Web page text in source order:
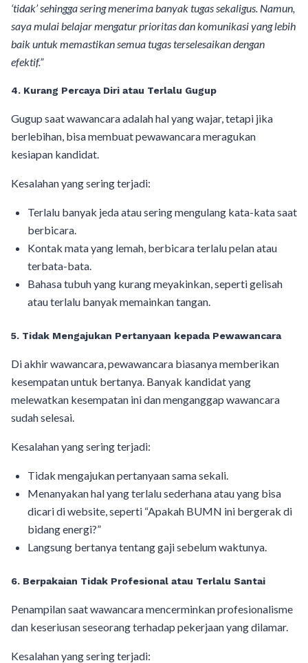
‘tidak’ sehingga sering menerima banyak tugas sekaligus. Namun,
saya mulai belajar mengatur prioritas dan komunikasi yang lebih
baik untuk memastikan semua tugas terselesaikan dengan
efektif.”
4. Kurang Percaya Diri atau Terlalu Gugup
Gugup saat wawancara adalah hal yang wajar, tetapi jika
berlebihan, bisa membuat pewawancara meragukan
kesiapan kandidat.
Kesalahan yang sering terjadi:
Terlalu banyak jeda atau sering mengulang kata-kata saat
berbicara.
Kontak mata yang lemah, berbicara terlalu pelan atau
terbata-bata.
Bahasa tubuh yang kurang meyakinkan, seperti gelisah
atau terlalu banyak memainkan tangan.
5. Tidak Mengajukan Pertanyaan kepada Pewawancara
Di akhir wawancara, pewawancara biasanya memberikan
kesempatan untuk bertanya. Banyak kandidat yang
melewatkan kesempatan ini dan menganggap wawancara
sudah selesai.
Kesalahan yang sering terjadi:
Tidak mengajukan pertanyaan sama sekali.
Menanyakan hal yang terlalu sederhana atau yang bisa
dicari di website, seperti “Apakah BUMN ini bergerak di
bidang energi?”
Langsung bertanya tentang gaji sebelum waktunya.
6. Berpakaian Tidak Profesional atau Terlalu Santai
Penampilan saat wawancara mencerminkan profesionalisme
dan keseriusan seseorang terhadap pekerjaan yang dilamar.
Kesalahan yang sering terjadi: